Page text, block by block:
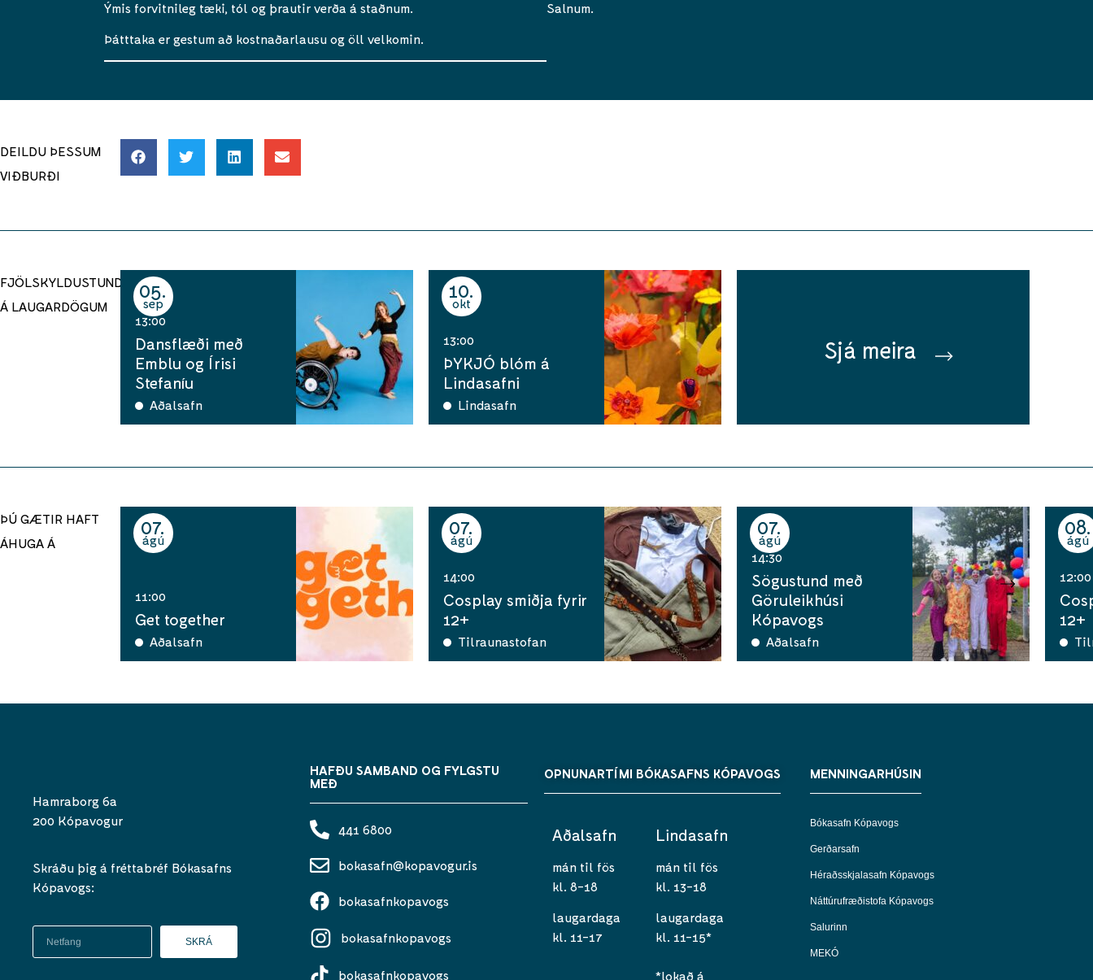
Ýmis forvitnileg tæki, tól og þrautir verða á staðnum.
Þátttaka er gestum að kostnaðarlausu og öll velkomin.
Salnum.
DEILDU ÞESSUM
VIÐBURÐI
FJÖLSKYLDUSTUNDIR
Á LAUGARDÖGUM
05
sep
13:00
Dansflæði með
Emblu og Írisi
Stefaníu
Aðalsafn
10
okt
13:00
ÞYKJÓ blóm á
Lindasafni
Lindasafn
Sjá meira
ÞÚ GÆTIR HAFT
ÁHUGA Á
07
ágú
11:00
Get together
Aðalsafn
07
ágú
14:00
Cosplay smiðja fyrir
12+
Tilraunastofan
07
ágú
14:30
Sögustund með
Göruleikhúsi
Kópavogs
Aðalsafn
08
ágú
12:00
12+
Hamraborg 6a
200 Kópavogur
Skráðu þig á fréttabréf Bókasafns
Kópavogs:
SKRÁ
HAFÐU SAMBAND OG FYLGSTU
MEÐ
441 6800
bokasafn@kopavogur.is
bokasafnkopavogs
bokasafnkopavogs
bokasafnkopavogs
OPNUNARTÍMI BÓKASAFNS KÓPAVOGS
Aðalsafn
mán til fös
kl. 8-18
laugardaga
kl. 11-17
Lindasafn
mán til fös
kl. 13-18
laugardaga
kl. 11-15*
*lokað á
MENNINGARHÚSIN
Bókasafn Kópavogs
Gerðarsafn
Héraðsskjalasafn Kópavogs
Náttúrufræðistofa Kópavogs
Salurinn
MEKÓ